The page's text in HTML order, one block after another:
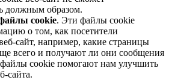
должным образом.
cookie. Эти файлы cookie
о том, как посетители
сайт, например, какие страницы
всего и получают ли они сообщения
cookie помогают нам улучшить
сайта.